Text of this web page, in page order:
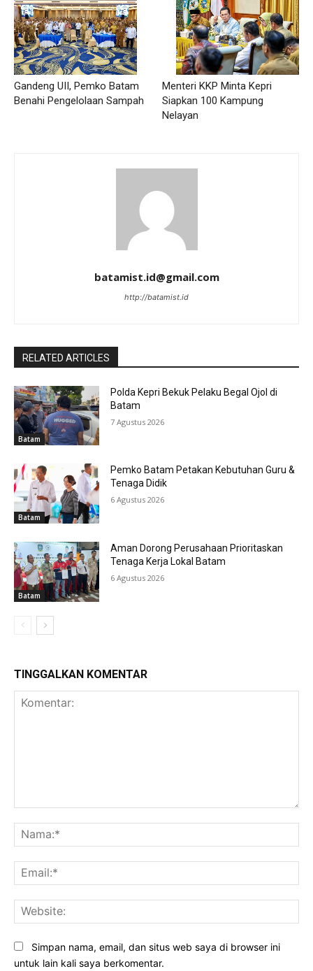
Gandeng UII, Pemko Batam
Benahi Pengelolaan Sampah
Menteri KKP Minta Kepri
Siapkan 100 Kampung
Nelayan
batamist.id@gmail.com
http://batamist.id
RELATED ARTICLES
Batam
Polda Kepri Bekuk Pelaku Begal Ojol di
Batam
7 Agustus 2026
Batam
Pemko Batam Petakan Kebutuhan Guru &
Tenaga Didik
6 Agustus 2026
Batam
Aman Dorong Perusahaan Prioritaskan
Tenaga Kerja Lokal Batam
6 Agustus 2026
TINGGALKAN KOMENTAR
Simpan nama, email, dan situs web saya di browser ini
untuk lain kali saya berkomentar.